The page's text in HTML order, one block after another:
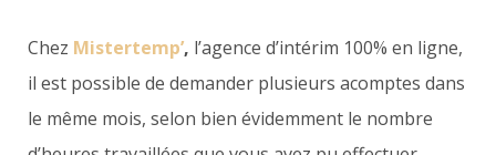
Chez Mistertemp’, l’agence d’intérim 100% en ligne,
il est possible de demander plusieurs acomptes dans
le même mois, selon bien évidemment le nombre